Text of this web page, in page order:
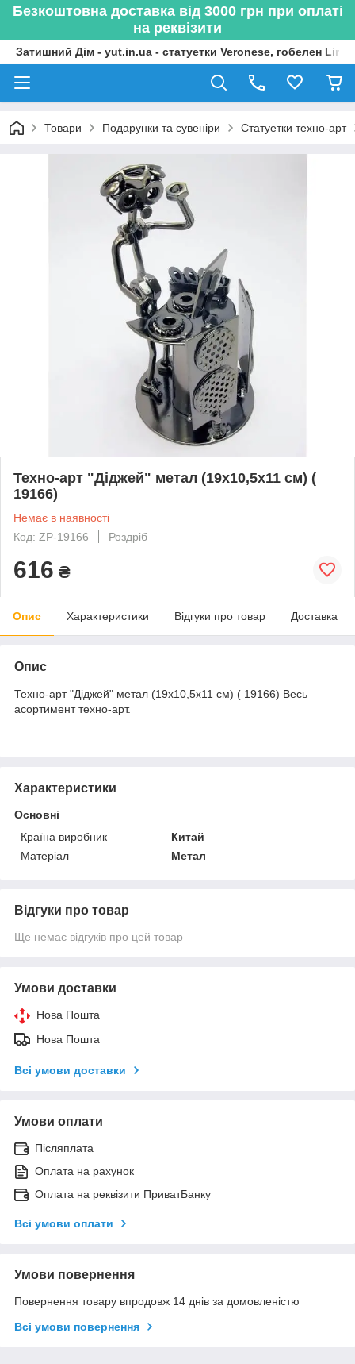
Безкоштовна доставка від 3000 грн при оплаті
на реквізити
Затишний Дім - yut.in.ua - статуетки Veronese, гобелен
Товари Подарунки та сувеніри Статуетки техно-арт
Техно-арт "Діджей" метал (19х10,5х11 см) (
19166)
Немає в наявності
Код: ZP-19166
Роздріб
616 ₴
Опис Характеристики Відгуки про товар Доставка
Опис
Техно-арт "Діджей" метал (19х10,5х11 см) ( 19166) Весь
асортимент техно-арт.
Характеристики
Основні
Країна виробник
Китай
Матеріал
Метал
Відгуки про товар
Ще немає відгуків про цей товар
Умови доставки
Нова Пошта
Нова Пошта
Всі умови доставки
Умови оплати
Післяплата
Оплата на рахунок
Оплата на реквізити ПриватБанку
Всі умови оплати
Умови повернення
Повернення товару впродовж 14 днів за домовленістю
Всі умови повернення